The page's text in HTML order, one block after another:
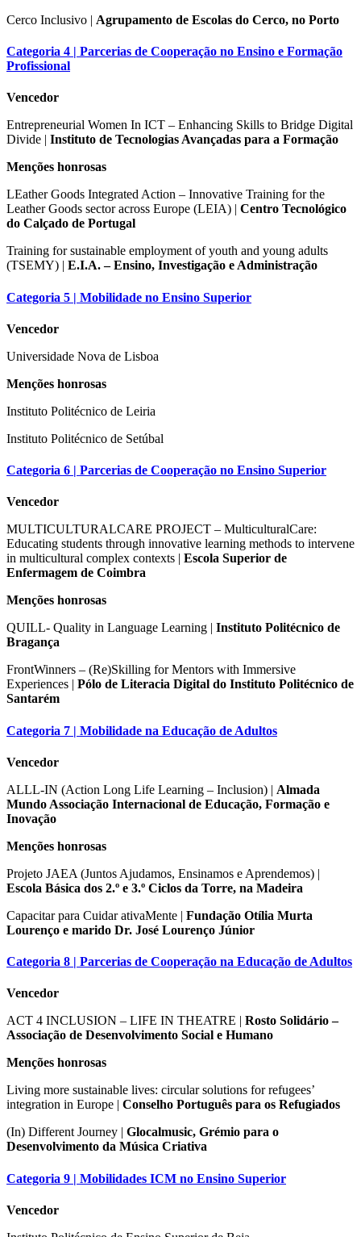
Cerco Inclusivo | Agrupamento de Escolas do Cerco, no Porto
Categoria 4 | Parcerias de Cooperação no Ensino e Formação
Profissional
Vencedor
Entrepreneurial Women In ICT – Enhancing Skills to Bridge Digital
Divide | Instituto de Tecnologias Avançadas para a Formação
Menções honrosas
LEather Goods Integrated Action – Innovative Training for the
Leather Goods sector across Europe (LEIA) | Centro Tecnológico
do Calçado de Portugal
Training for sustainable employment of youth and young adults
(TSEMY) | E.I.A. – Ensino, Investigação e Administração
Categoria 5 | Mobilidade no Ensino Superior
Vencedor
Universidade Nova de Lisboa
Menções honrosas
Instituto Politécnico de Leiria
Instituto Politécnico de Setúbal
Categoria 6 | Parcerias de Cooperação no Ensino Superior
Vencedor
MULTICULTURALCARE PROJECT – MulticulturalCare:
Educating students through innovative learning methods to intervene
in multicultural complex contexts | Escola Superior de
Enfermagem de Coimbra
Menções honrosas
QUILL- Quality in Language Learning | Instituto Politécnico de
Bragança
FrontWinners – (Re)Skilling for Mentors with Immersive
Experiences | Pólo de Literacia Digital do Instituto Politécnico de
Santarém
Categoria 7 | Mobilidade na Educação de Adultos
Vencedor
ALLL-IN (Action Long Life Learning – Inclusion) | Almada
Mundo Associação Internacional de Educação, Formação e
Inovação
Menções honrosas
Projeto JAEA (Juntos Ajudamos, Ensinamos e Aprendemos) |
Escola Básica dos 2.º e 3.º Ciclos da Torre, na Madeira
Capacitar para Cuidar ativaMente | Fundação Otília Murta
Lourenço e marido Dr. José Lourenço Júnior
Categoria 8 | Parcerias de Cooperação na Educação de Adultos
Vencedor
ACT 4 INCLUSION – LIFE IN THEATRE | Rosto Solidário –
Associação de Desenvolvimento Social e Humano
Menções honrosas
Living more sustainable lives: circular solutions for refugees’
integration in Europe | Conselho Português para os Refugiados
(In) Different Journey | Glocalmusic, Grémio para o
Desenvolvimento da Música Criativa
Categoria 9 | Mobilidades ICM no Ensino Superior
Vencedor